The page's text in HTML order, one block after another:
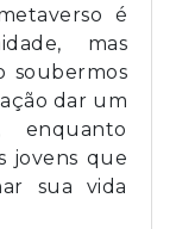
é
mas
soubermos
dar um
enquanto
jovens que
sua vida